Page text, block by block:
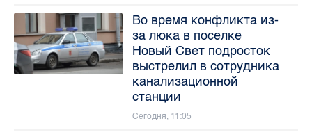
Во время конфликта из-
за люка в поселке
Новый Свет подросток
выстрелил в сотрудника
канализационной
станции
Сегодня, 11:05